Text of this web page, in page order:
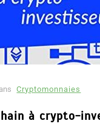
Cryptomonnaies
à crypto-